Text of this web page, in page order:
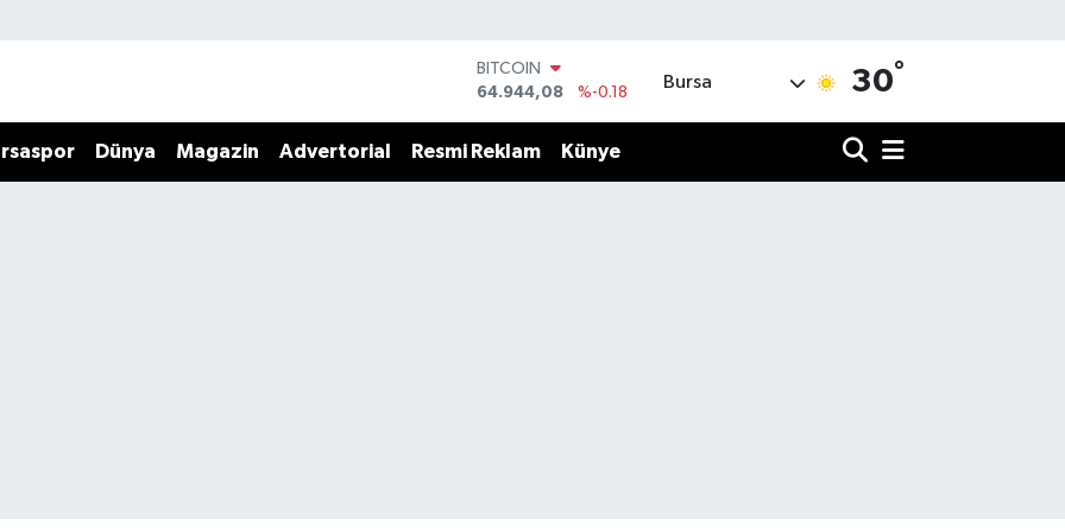
BITCOIN
64.944,08
%-0.18
47,7436
%0.18
Bursa 30°
Dünya Magazin Advertorial Resmi Reklam Künye